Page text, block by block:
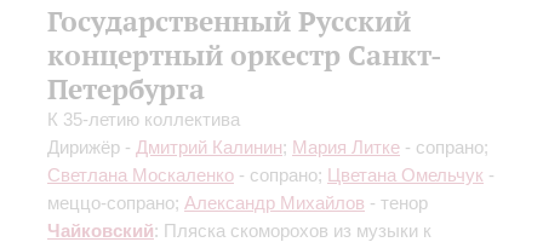
Государственный Русский
концертный оркестр Санкт-
Петербурга
К 35-летию коллектива
Дирижёр - Дмитрий Калинин; Мария Литке - сопрано;
Светлана Москаленко - сопрано; Цветана Омельчук -
меццо-сопрано; Александр Михайлов - тенор
Чайковский: Пляска скоморохов из музыки к